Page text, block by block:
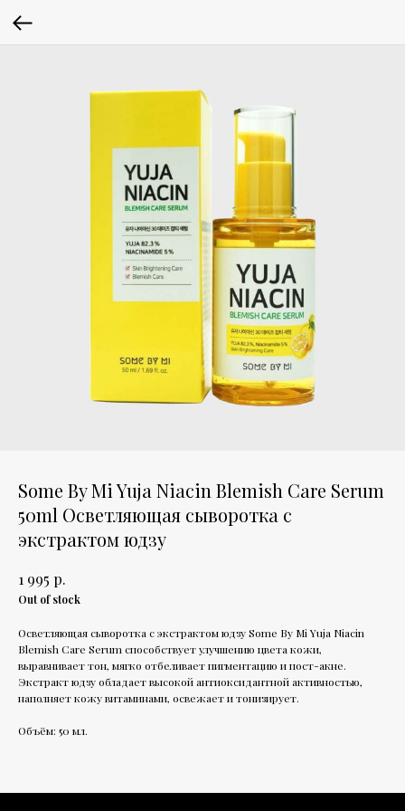
Some By Mi Yuja Niacin Blemish Care Serum
50ml Осветляющая сыворотка с
экстрактом юдзу
1 995 р.
Out of stock
Осветляющая сыворотка с экстрактом юдзу Some By Mi Yuja Niacin
Blemish Care Serum способствует улучшению цвета кожи,
выравнивает тон, мягко отбеливает пигментацию и пост-акне.
Экстракт юдзу обладает высокой антиоксидантной активностью,
наполняет кожу витаминами, освежает и тонизирует.
Объём: 50 мл.